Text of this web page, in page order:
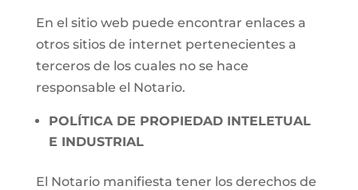
En el sitio web puede encontrar enlaces a
otros sitios de internet pertenecientes a
terceros de los cuales no se hace
responsable el Notario.
POLÍTICA DE PROPIEDAD INTELETUAL
E INDUSTRIAL
El Notario manifiesta tener los derechos de